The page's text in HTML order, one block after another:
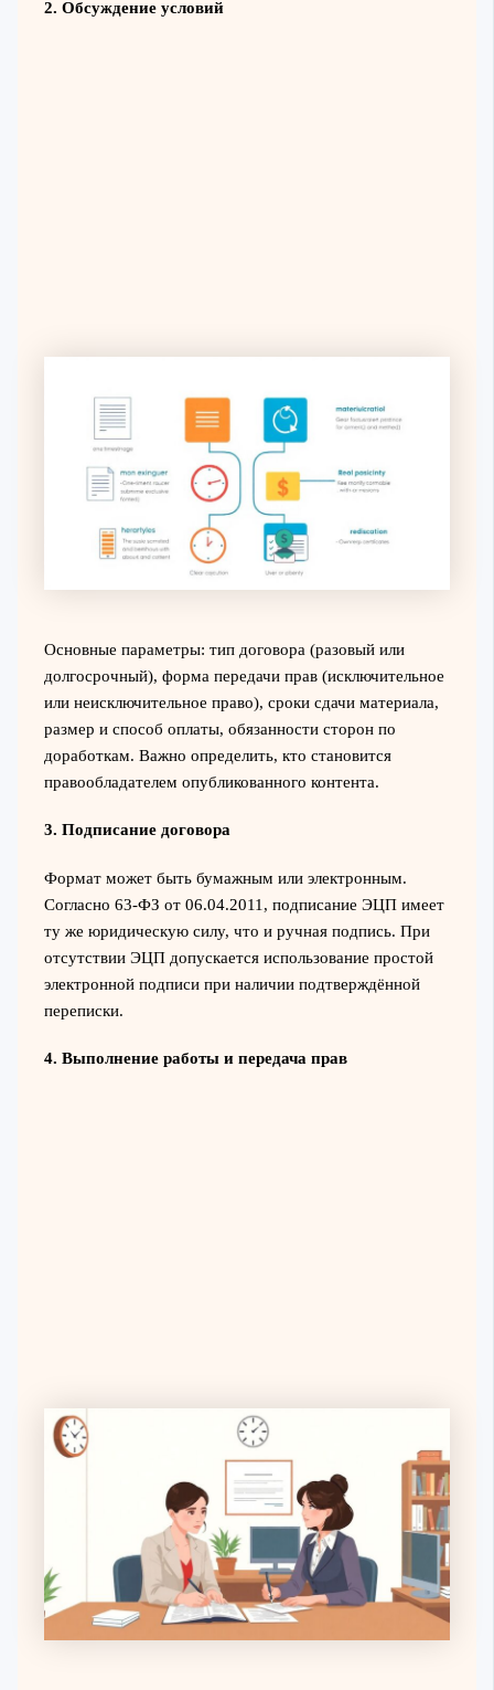
2. Обсуждение условий
Основные параметры: тип договора (разовый или
долгосрочный), форма передачи прав (исключительное
или неисключительное право), сроки сдачи материала,
размер и способ оплаты, обязанности сторон по
доработкам. Важно определить, кто становится
правообладателем опубликованного контента.
3. Подписание договора
Формат может быть бумажным или электронным.
Согласно 63-ФЗ от 06.04.2011, подписание ЭЦП имеет
ту же юридическую силу, что и ручная подпись. При
отсутствии ЭЦП допускается использование простой
электронной подписи при наличии подтверждённой
переписки.
4. Выполнение работы и передача прав